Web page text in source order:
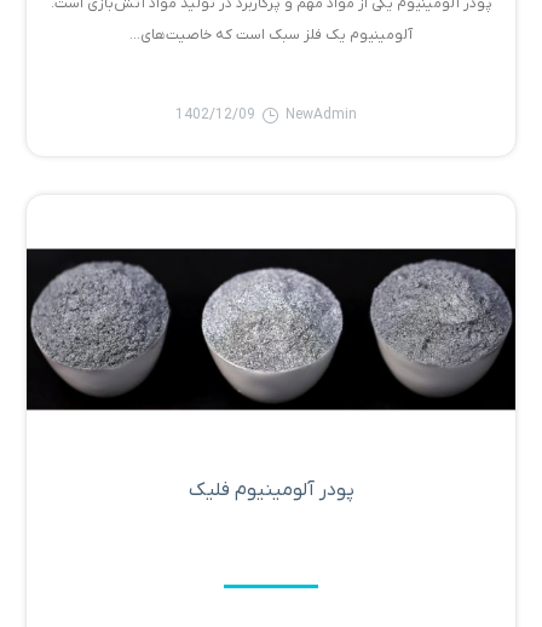
آلومینیوم یک فلز سبک است که خاصیت‌های...
NewAdmin
1402/12/09
پودر آلومینیوم فلیک